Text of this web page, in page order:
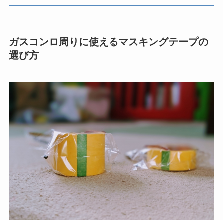
ガスコンロ周りに使えるマスキングテープの
選び方